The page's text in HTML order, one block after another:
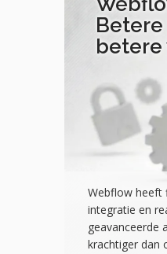
betere
Webflow heeft
integratie en
krachtiger dan